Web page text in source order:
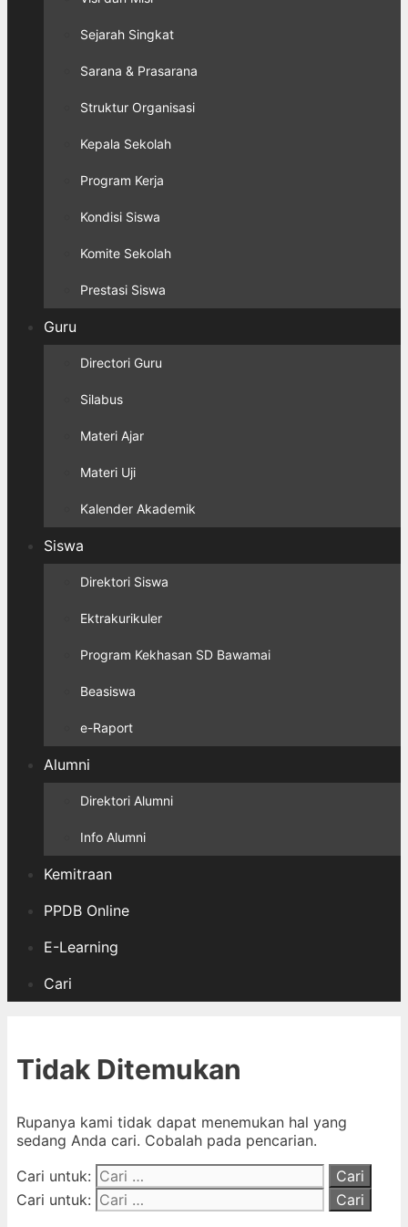
Sejarah Singkat
Sarana & Prasarana
Struktur Organisasi
Kepala Sekolah
Program Kerja
Kondisi Siswa
Komite Sekolah
Prestasi Siswa
Guru
Directori Guru
Silabus
Materi Ajar
Materi Uji
Kalender Akademik
Siswa
Direktori Siswa
Ektrakurikuler
Program Kekhasan SD Bawamai
Beasiswa
e-Raport
Alumni
Direktori Alumni
Info Alumni
Kemitraan
PPDB Online
E-Learning
Cari
Tidak Ditemukan
Rupanya kami tidak dapat menemukan hal yang
sedang Anda cari. Cobalah pada pencarian.
Cari untuk:
Cari untuk: